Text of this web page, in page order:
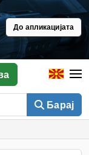
До апликацијата
Барај